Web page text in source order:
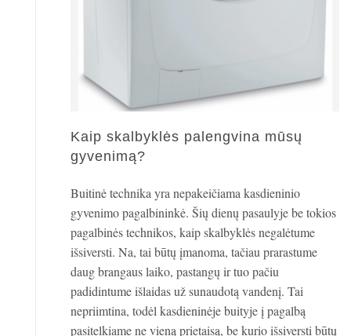
Kaip skalbyklės palengvina mūsų
gyvenimą?
Buitinė technika yra nepakeičiama kasdieninio
gyvenimo pagalbininkė. Šių dienų pasaulyje be tokios
pagalbinės technikos, kaip skalbyklės negalėtume
išsiversti. Na, tai būtų įmanoma, tačiau prarastume
daug brangaus laiko, pastangų ir tuo pačiu
padidintume išlaidas už sunaudotą vandenį. Tai
nepriimtina, todėl kasdieninėje buityje į pagalbą
pasitelkiame ne vieną prietaisą, be kurio išsiversti būtų